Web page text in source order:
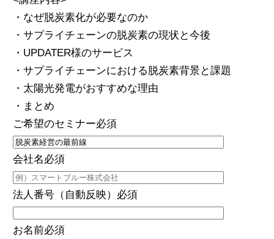
・なぜ脱炭素化が必要なのか
・サプライチェーンの脱炭素の現状と今後
・UPDATER様のサービス
・サプライチェーンにおける脱炭素背景と課題
・太陽光発電がおすすめな理由
・まとめ
ご希望のセミナー必須
会社名必須
法人番号（自動反映） 必須
お名前必須